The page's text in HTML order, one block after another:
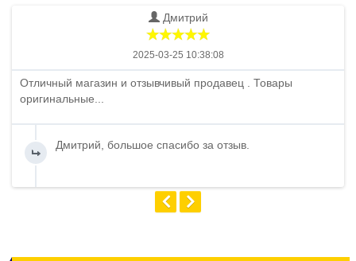
Дмитрий
2025-03-25 10:38:08
Отличный магазин и отзывчивый продавец . Товары
оригинальные...
Дмитрий, большое спасибо за отзыв.